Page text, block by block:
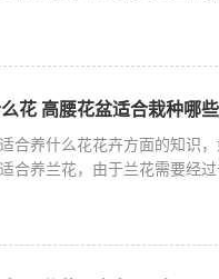
花 高腰花盆适合栽种哪些
合养什么花花卉方面的知识
合养兰花，由于兰花需要经